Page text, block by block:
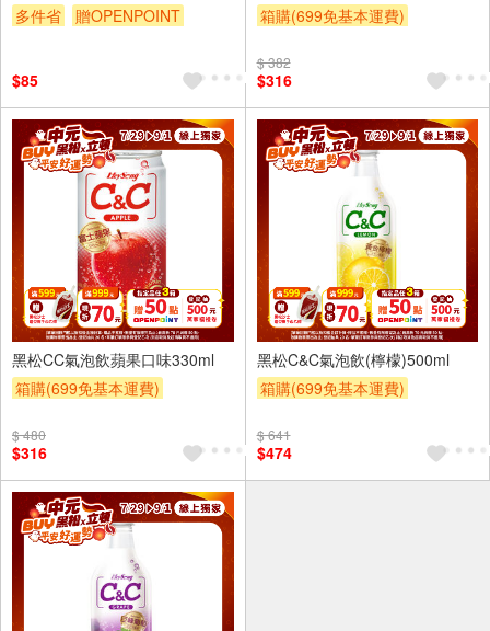
多件省
贈OPENPOINT
$85
箱購(699免基本運費)
贈OPENPOINT
滿額折
$ 382
$316
24入
黑松CC氣泡飲蘋果口味330ml
箱購(699免基本運費)
贈OPENPOINT
滿額折
$ 480
$316
24入
黑松C&C氣泡飲(檸檬)500ml
箱購(699免基本運費)
贈OPENPOINT
滿額折
$ 641
$474